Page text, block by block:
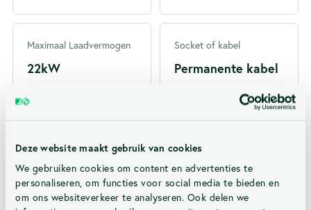
Deze website maakt gebruik van cookies
We gebruiken cookies om content en advertenties te
personaliseren, om functies voor social media te bieden en
om ons websiteverkeer te analyseren. Ook delen we
Maximaal Laadvermogen
22kW
Socket of kabel
Permanente kabel
5m, 7.5m Ja
Voeding
Mogelijkheid tot